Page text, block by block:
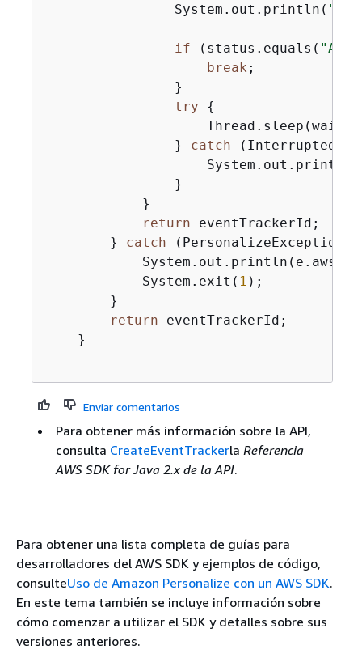
                System.out.println(
if (status.equals(
break ;
                }
try
{
                }
catch
                }
            }
return eventTrackerId;
        }
catch (PersonalizeException
            System.exit(
1 );
        }
return eventTrackerId;
    }
Enviar comentarios
Para obtener más información sobre la API,
consulta CreateEventTrackerla Referencia
AWS SDK for Java 2.x de la API.
Para obtener una lista completa de guías para
desarrolladores del AWS SDK y ejemplos de código,
consulteUso de Amazon Personalize con un AWS SDK.
En este tema también se incluye información sobre
cómo comenzar a utilizar el SDK y detalles sobre sus
versiones anteriores.